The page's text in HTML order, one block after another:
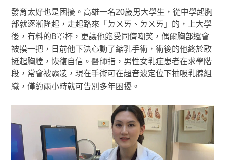
發育太好也是困擾。高雄一名20歲男大學生，從中學起胸
部就逐漸隆起，走起路來「ㄉㄨㄞ、ㄉㄨㄞ」的，上大學
後，有料的B罩杯，更讓他飽受同儕嘲笑，偶爾胸部還會
被摸一把，日前他下決心動了縮乳手術，術後的他終於敢
挺起胸膛，恢復自信。醫師指，男性女乳症患者在求學階
段，常會被霸凌，現在手術可在超音波定位下抽吸乳腺組
織，僅約兩小時就可告別多年困擾。